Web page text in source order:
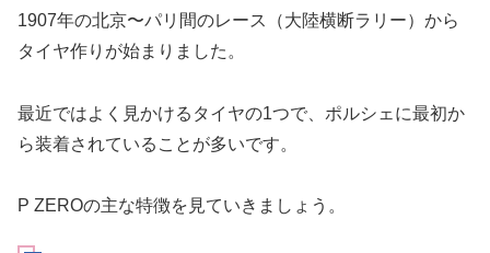
1907年の北京〜パリ間のレース（大陸横断ラリー）から
タイヤ作りが始まりました。
最近ではよく見かけるタイヤの1つで、ポルシェに最初か
ら装着されていることが多いです。
P ZEROの主な特徴を見ていきましょう。